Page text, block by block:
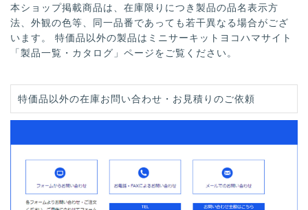
本ショップ掲載商品は、在庫限りにつき製品の品名表示方
法、外観の色等、同一品番であっても若干異なる場合がござ
います。 特価品以外の製品はミニサーキットヨコハマサイト
「製品一覧・カタログ」ページをご覧ください。
特価品以外の在庫お問い合わせ・お見積りのご依頼